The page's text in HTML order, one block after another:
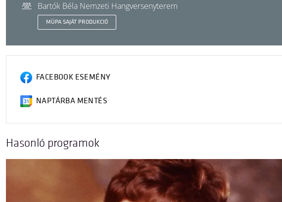
Bartók Béla Nemzeti Hangversenyterem
MÜPA SAJÁT PRODUKCIÓ
FACEBOOK ESEMÉNY
NAPTÁRBA MENTÉS
Hasonló programok